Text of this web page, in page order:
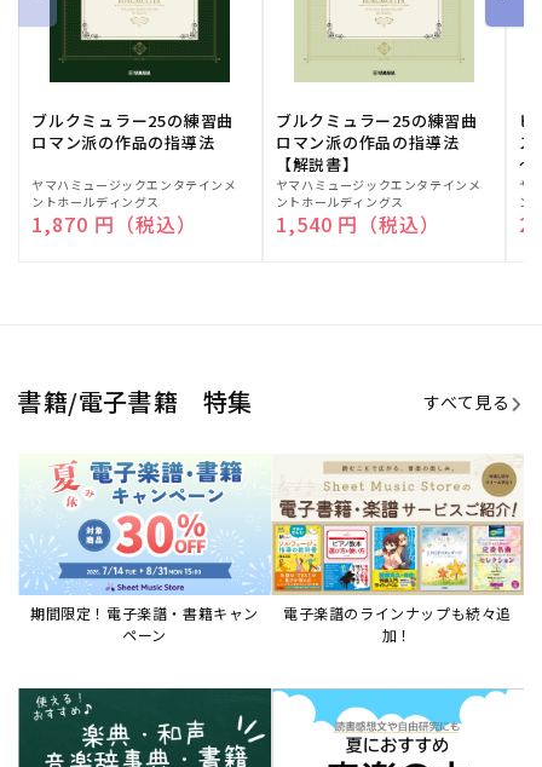
ブルクミュラー25の練習曲
ロマン派の作品の指導法
販
売
元:
ヤマハミュージックエンタテインメ
ントホールディングス
通常価格
1,870 円（税込）
ブルクミュラー25の練習曲
ロマン派の作品の指導法
【解説書】
販
売
元:
ヤマハミュージックエンタテインメ
ントホールディングス
通常価格
1,540 円（税込）
ピ
ス
～
販
売
元:
ヤ
ン
書籍/電子書籍 特集 すべて見る
期間限定！電子楽譜・書籍キャン
ペーン
電子楽譜のラインナップも続々追
加！